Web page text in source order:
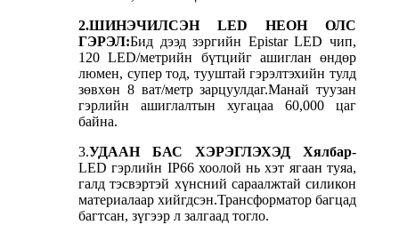
2.ШИНЭЧИЛСЭН LED НЕОН ОЛС
ГЭРЭЛ:Бид дээд зэргийн Epistar LED чип,
120 LED/метрийн бүтцийг ашиглан өндөр
люмен, супер тод, тууштай гэрэлтэхийн тулд
зөвхөн 8 ват/метр зарцуулдаг.Манай туузан
гэрлийн ашиглалтын хугацаа 60,000 цаг
байна.
3.УДААН БАС ХЭРЭГЛЭХЭД Хялбар-
LED гэрлийн IP66 хоолой нь хэт ягаан туяа,
галд тэсвэртэй хүнсний сараалжтай силикон
материалаар хийгдсэн.Трансформатор багцад
багтсан, зүгээр л залгаад тогло.